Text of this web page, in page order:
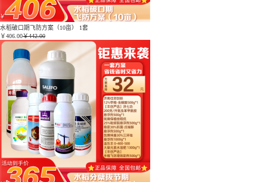
水稻破口期飞防方案（10亩） 1套
￥406.00￥442.00